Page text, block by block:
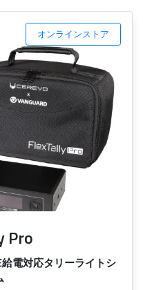
オンラインストア
Pro
電対応タリーライトシ